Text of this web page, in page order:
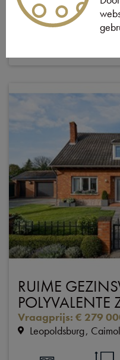
RUIME
Vraagprijs: € 279
Leopoldsburg